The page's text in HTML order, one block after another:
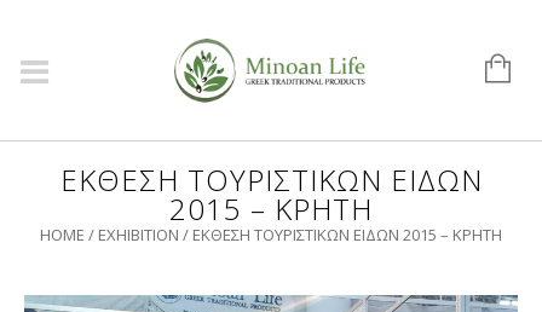
ΈΚΘΕΣΗ ΤΟΥΡΙΣΤΙΚΏΝ ΕΙΔΏΝ
2015 – ΚΡΉΤΗ
HOME / EXHIBITION / ΈΚΘΕΣΗ ΤΟΥΡΙΣΤΙΚΏΝ ΕΙΔΏΝ 2015 – ΚΡΉΤΗ